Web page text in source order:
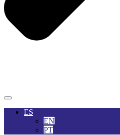
ES
EN
PT